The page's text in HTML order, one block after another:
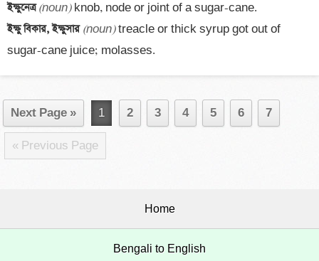
ইক্ষুনেত্র (noun)
ইক্ষু বিকার, ইক্ষুসার (noun) treacle or thick syrup got out of
sugar-cane juice; molasses.
Next Page » 1 2 3 4 5 6 7
« Previous Page
Home
Bengali to English